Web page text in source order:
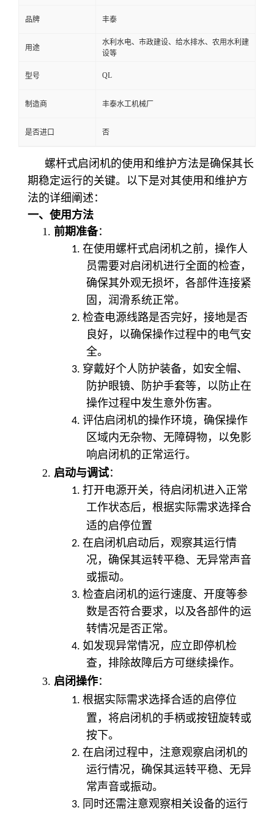
品牌 丰泰
用途
水利水电、市政建设、给水排水、农用水利建
设等
型号 QL
制造商 丰泰水工机械厂
是否进口 否
螺杆式启闭机的使用和维护方法是确保其长
期稳定运行的关键。以下是对其使用和维护方
法的详细阐述：
一、使用方法
1. 前期准备：
1. 在使用螺杆式启闭机之前，操作人
员需要对启闭机进行全面的检查，
确保其外观无损坏，各部件连接紧
固，润滑系统正常。
2. 检查电源线路是否完好，接地是否
良好，以确保操作过程中的电气安
全。
3. 穿戴好个人防护装备，如安全帽、
防护眼镜、防护手套等，以防止在
操作过程中发生意外伤害。
4. 评估启闭机的操作环境，确保操作
区域内无杂物、无障碍物，以免影
响启闭机的正常运行。
2. 启动与调试：
1. 打开电源开关，待启闭机进入正常
工作状态后，根据实际需求选择合
适的启停位置
2. 在启闭机启动后，观察其运行情
况，确保其运转平稳、无异常声音
或振动。
3. 检查启闭机的运行速度、开度等参
数是否符合要求，以及各部件的运
转情况是否正常。
4. 如发现异常情况，应立即停机检
查，排除故障后方可继续操作。
3. 启闭操作：
1. 根据实际需求选择合适的启停位
置 ，将启闭机的手柄或按钮旋转或
按下。
2. 在启闭过程中，注意观察启闭机的
运行情况，确保其运转平稳、无异
常声音或振动。
3. 同时还需注意观察相关设备的运行